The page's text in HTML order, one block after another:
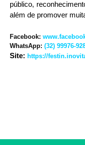
público,
além de promover
Facebook:
WhatsApp: (32) 99976-
Site: https://